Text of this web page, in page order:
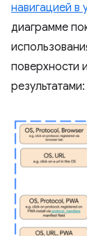
навигацией в
диаграмме
поверхности
результатами: